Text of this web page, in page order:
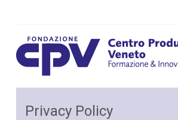
Privacy Policy
Privacy Policy